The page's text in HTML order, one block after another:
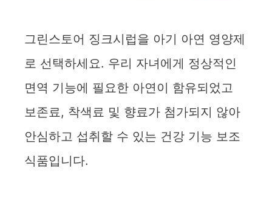
그린스토어 징크시럽을 아기 아연 영양제
로 선택하세요. 우리 자녀에게 정상적인
면역 기능에 필요한 아연이 함유되었고
보존료, 착색료 및 향료가 첨가되지 않아
안심하고 섭취할 수 있는 건강 기능 보조
식품입니다.